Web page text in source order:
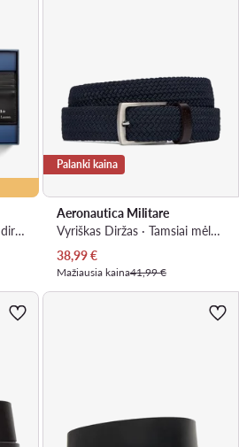
Rinkinys: kortelių dėklas ir diržas · Juoda
Palanki kaina
Aeronautica Militare
Vyriškas Diržas · Tamsiai mėlyna
Dabartinė kaina
38,99€
Mažiausia kaina41,99 €